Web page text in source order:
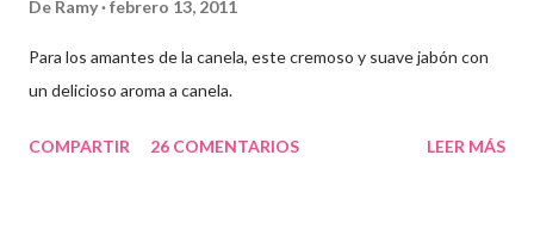
De Ramy febrero 13, 2011
Para los amantes de la canela, este cremoso y suave jabón con
un delicioso aroma a canela.
COMPARTIR 26 COMENTARIOS LEER MÁS